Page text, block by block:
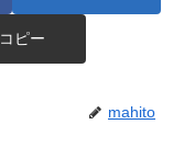
コピー
mahito